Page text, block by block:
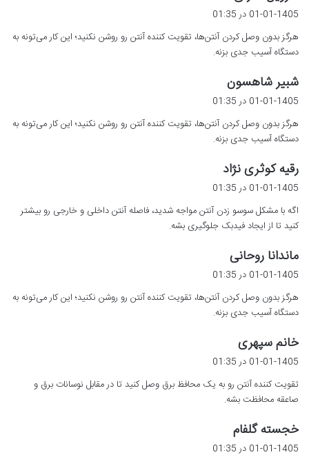
ف
:
01-01-1405 در 01:35
هرگز بدون وصل کردن آنتن‌ها، تقویت کننده آنتن رو روشن نکنید؛ این کار می‌تونه به
دستگاه آسیب جدی بزنه.
شبیر شاهسون
ف
:
01-01-1405 در 01:35
هرگز بدون وصل کردن آنتن‌ها، تقویت کننده آنتن رو روشن نکنید؛ این کار می‌تونه به
دستگاه آسیب جدی بزنه.
رقیه کوثری نژاد
ف
:
01-01-1405 در 01:35
اگه با مشکل سوسو زدن آنتن مواجه شدید، فاصله آنتن داخلی و خارجی رو بیشتر
کنید تا از ایجاد فیدبک جلوگیری بشه.
ماندانا روحانی
ف
:
01-01-1405 در 01:35
هرگز بدون وصل کردن آنتن‌ها، تقویت کننده آنتن رو روشن نکنید؛ این کار می‌تونه به
دستگاه آسیب جدی بزنه.
خانم سپهری
ف
:
01-01-1405 در 01:35
تقویت کننده آنتن رو به یک محافظ برق وصل کنید تا در مقابل نوسانات برق و
صاعقه محافظت بشه.
خجسته گلفام
ف
01-01-1405 در 01:35